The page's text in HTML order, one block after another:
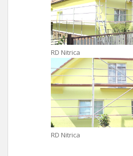
RD Nitrica
RD Nitrica